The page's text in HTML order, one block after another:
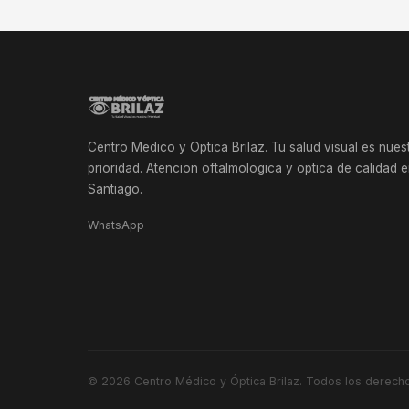
Centro Medico y Optica Brilaz. Tu salud visual es
prioridad. Atencion oftalmologica y optica de calidad
Santiago.
WhatsApp
© 2026 Centro Médico y Óptica Brilaz. Todos los